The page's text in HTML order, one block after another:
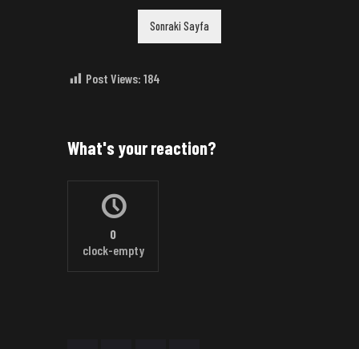
Sonraki Sayfa
Post Views: 184
What's your reaction?
0
clock-empty